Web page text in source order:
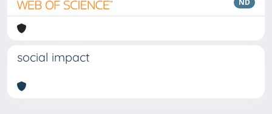
ND
social impact